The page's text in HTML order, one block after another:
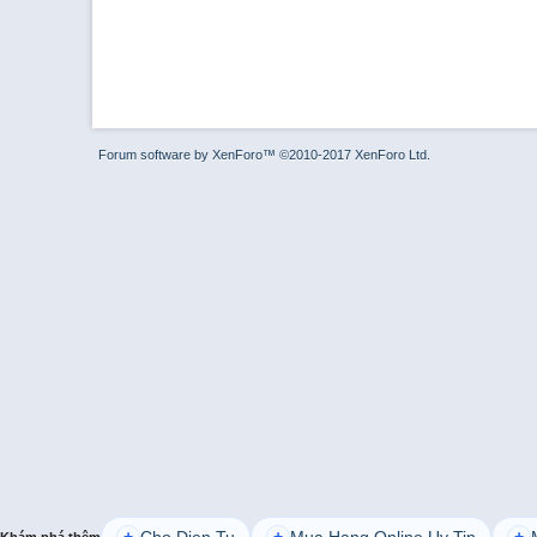
Forum software by XenForo™ ©2010-2017 XenForo Ltd.